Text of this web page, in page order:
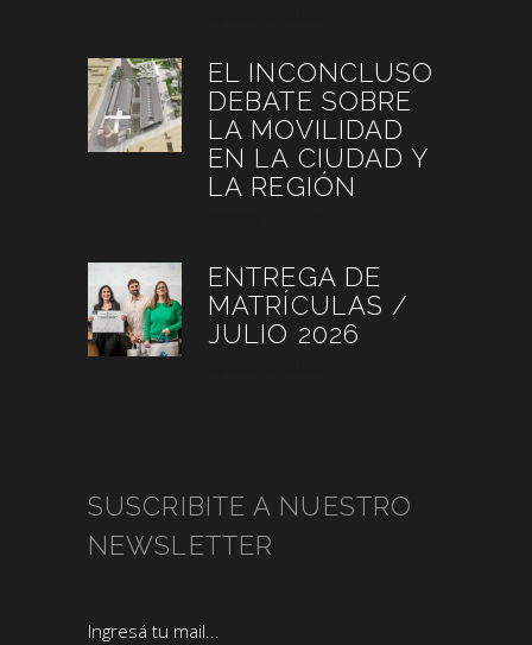
EL INCONCLUSO
DEBATE SOBRE
LA MOVILIDAD
EN LA CIUDAD Y
LA REGIÓN
ENTREGA DE
MATRÍCULAS /
JULIO 2026
SUSCRIBITE A NUESTRO
NEWSLETTER